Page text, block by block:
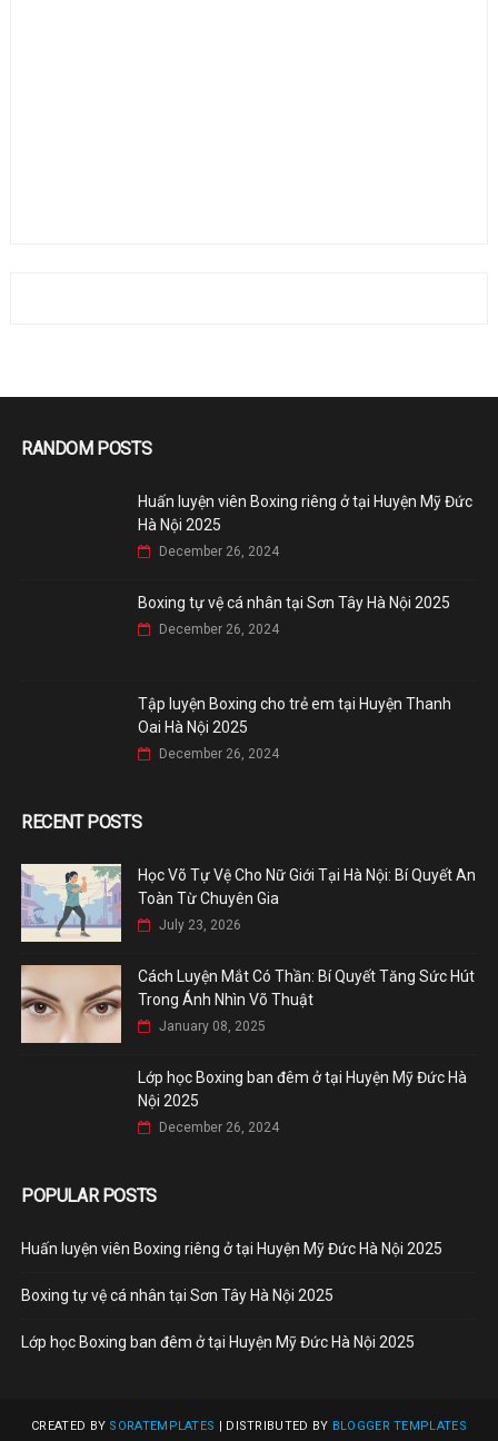
RANDOM POSTS
Huấn luyện viên Boxing riêng ở tại Huyện Mỹ Đức
Hà Nội 2025
December 26, 2024
Boxing tự vệ cá nhân tại Sơn Tây Hà Nội 2025
December 26, 2024
Tập luyện Boxing cho trẻ em tại Huyện Thanh
Oai Hà Nội 2025
December 26, 2024
RECENT POSTS
Học Võ Tự Vệ Cho Nữ Giới Tại Hà Nội: Bí Quyết An
Toàn Từ Chuyên Gia
July 23, 2026
Cách Luyện Mắt Có Thần: Bí Quyết Tăng Sức Hút
Trong Ánh Nhìn Võ Thuật
January 08, 2025
Lớp học Boxing ban đêm ở tại Huyện Mỹ Đức Hà
Nội 2025
December 26, 2024
POPULAR POSTS
Huấn luyện viên Boxing riêng ở tại Huyện Mỹ Đức Hà Nội 2025
Boxing tự vệ cá nhân tại Sơn Tây Hà Nội 2025
Lớp học Boxing ban đêm ở tại Huyện Mỹ Đức Hà Nội 2025
CREATED BY SORATEMPLATES | DISTRIBUTED BY BLOGGER TEMPLATES